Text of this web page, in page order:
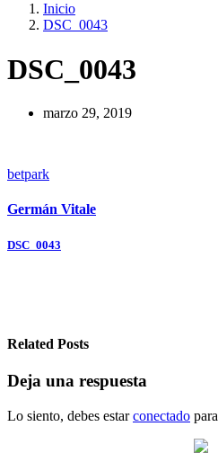
Inicio
DSC_0043
DSC_0043
marzo 29, 2019
betpark
Germán Vitale
Navegación
DSC_0043
Related Posts
Deja una respuesta
Lo siento, debes estarconectado